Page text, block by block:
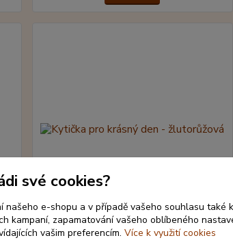
Kytička pro krásný den - žlutorůžová
své cookies?
e-shopu a v případě vašeho souhlasu také
kampaní, zapamatování vašeho oblíbeného
vašim preferencím. Více k využití cookies